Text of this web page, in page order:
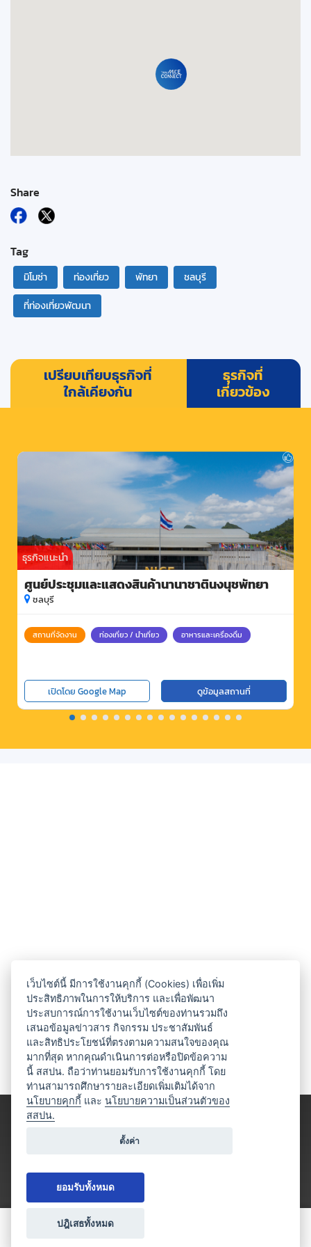
Share
Tag
มิโมซ่า ท่องเที่ยว พัทยา
ชลบุรี
ที่ท่องเที่ยวพัฒนา
เปรียบเทียบธุรกิจที่
ใกล้เคียงกัน
ธุรกิจที่
เกี่ยวข้อง
ธุรกิจแนะนำ
ศูนย์ประชุมและแสดงสินค้านานาชาตินงนุชพัทยา
ชลบุรี
สถานที่จัดงาน ท่องเที่ยว / นำเที่ยว อาหารและเครื่องดื่ม
เปิดโดย Google Map ดูข้อมูลสถานที่
เว็บไซต์นี้ มีการใช้งานคุกกี้ (Cookies) เพื่อเพิ่ม
ประสิทธิภาพในการให้บริการ และเพื่อพัฒนา
ประสบการณ์การใช้งานเว็บไซต์ของท่านรวมถึง
เสนอข้อมูลข่าวสาร กิจกรรม ประชาสัมพันธ์
และสิทธิประโยชน์ที่ตรงตามความสนใจของคุณ
มากที่สุด หากคุณดำเนินการต่อหรือปิดข้อความ
นี้ สสปน. ถือว่าท่านยอมรับการใช้งานคุกกี้ โดย
ท่านสามารถศึกษารายละเอียดเพิ่มเติมได้จาก
นโยบายคุกกี้ และนโยบายความเป็นส่วนตัวของ
สสปน.
ตั้งค่า
ยอมรับทั้งหมด
ปฎิเสธทั้งหมด